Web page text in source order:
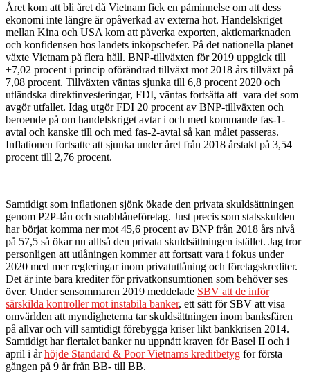
Året kom att bli året då Vietnam fick en påminnelse om att dess
ekonomi inte längre är opåverkad av externa hot. Handelskriget
mellan Kina och USA kom att påverka exporten, aktiemarknaden
och konfidensen hos landets inköpschefer. På det nationella planet
växte Vietnam på flera håll. BNP-tillväxten för 2019 uppgick till
+7,02 procent i princip oförändrad tillväxt mot 2018 års tillväxt på
7,08 procent. Tillväxten väntas sjunka till 6,8 procent 2020 och
utländska direktinvesteringar, FDI, väntas fortsätta att vara det som
avgör utfallet. Idag utgör FDI 20 procent av BNP-tillväxten och
beroende på om handelskriget avtar i och med kommande fas-1-
avtal och kanske till och med fas-2-avtal så kan målet passeras.
Inflationen fortsatte att sjunka under året från 2018 årstakt på 3,54
procent till 2,76 procent.
Samtidigt som inflationen sjönk ökade den privata skuldsättningen
genom P2P-lån och snabblåneföretag. Just precis som statsskulden
har börjat komma ner mot 45,6 procent av BNP från 2018 års nivå
på 57,5 så ökar nu alltså den privata skuldsättningen istället. Jag tror
personligen att utlåningen kommer att fortsatt vara i fokus under
2020 med mer regleringar inom privatutlåning och företagskrediter.
Det är inte bara krediter för privatkonsumtionen som behöver ses
över. Under sensommaren 2019 meddelade SBV att de inför
särskilda kontroller mot instabila banker, ett sätt för SBV att visa
omvärlden att myndigheterna tar skuldsättningen inom banksfären
på allvar och vill samtidigt förebygga kriser likt bankkrisen 2014.
Samtidigt har flertalet banker nu uppnått kraven för Basel II och i
april i århöjde Standard & Poor Vietnams kreditbetyg för första
gången på 9 år från BB- till BB.